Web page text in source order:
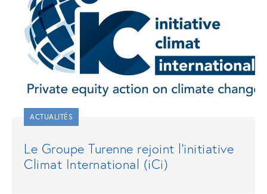
ACTUALITÉS
Le Groupe Turenne rejoint l’initiative
Climat International (iCi)